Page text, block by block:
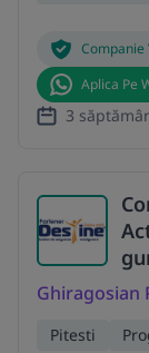
Companie
Aplica Pe
3
Ghiragosian
Pitesti